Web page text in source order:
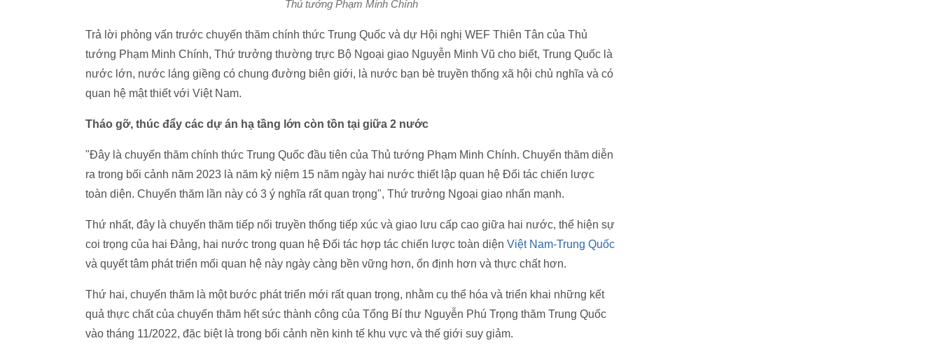
Thủ tướng Phạm Minh Chính
Trả lời phỏng vấn trước chuyến thăm chính thức Trung Quốc và dự Hội nghị WEF Thiên Tân của Thủ
tướng Phạm Minh Chính, Thứ trưởng thường trực Bộ Ngoại giao Nguyễn Minh Vũ cho biết, Trung Quốc là
nước lớn, nước láng giềng có chung đường biên giới, là nước bạn bè truyền thống xã hội chủ nghĩa và có
quan hệ mật thiết với Việt Nam.
Tháo gỡ, thúc đẩy các dự án hạ tầng lớn còn tồn tại giữa 2 nước
"Đây là chuyến thăm chính thức Trung Quốc đầu tiên của Thủ tướng Phạm Minh Chính. Chuyến thăm diễn
ra trong bối cảnh năm 2023 là năm kỷ niệm 15 năm ngày hai nước thiết lập quan hệ Đối tác chiến lược
toàn diện. Chuyến thăm lần này có 3 ý nghĩa rất quan trọng", Thứ trưởng Ngoại giao nhấn mạnh.
Thứ nhất, đây là chuyến thăm tiếp nối truyền thống tiếp xúc và giao lưu cấp cao giữa hai nước, thể hiện sự
coi trọng của hai Đảng, hai nước trong quan hệ Đối tác hợp tác chiến lược toàn diện Việt Nam-Trung Quốc
và quyết tâm phát triển mối quan hệ này ngày càng bền vững hơn, ổn định hơn và thực chất hơn.
Thứ hai, chuyến thăm là một bước phát triển mới rất quan trọng, nhằm cụ thể hóa và triển khai những kết
quả thực chất của chuyến thăm hết sức thành công của Tổng Bí thư Nguyễn Phú Trọng thăm Trung Quốc
vào tháng 11/2022, đặc biệt là trong bối cảnh nền kinh tế khu vực và thế giới suy giảm.